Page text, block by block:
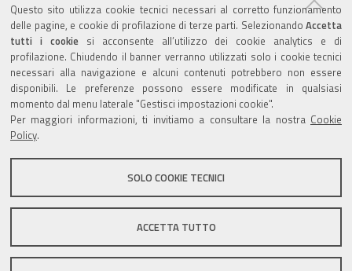
Questo sito utilizza cookie tecnici necessari al corretto funzionamento
delle pagine, e cookie di profilazione di terze parti. Selezionando Accetta
tutti i cookiesi acconsente all’utilizzo dei cookie analytics e di
profilazione. Chiudendo il banner verranno utilizzati solo i cookie tecnici
necessari alla navigazione e alcuni contenuti potrebbero non essere
disponibili. Le preferenze possono essere modificate in qualsiasi
momento dal menu laterale "Gestisci impostazioni cookie".
Per maggiori informazioni, ti invitiamo a consultare la nostra Cookie
Policy.
SOLO COOKIE TECNICI
ACCETTA TUTTO
Lavori delle Commissioni
Valuta questo sito
Sito istituzionale Comune di Zola Predosa